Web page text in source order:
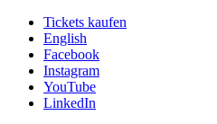
Tickets kaufen
English
Facebook
Instagram
YouTube
LinkedIn